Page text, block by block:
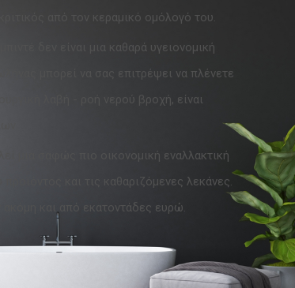
από τον κεραμικό ομόλογό του.
δεν είναι μια καθαρά υγειονομική
μπορεί να σας επιτρέψει να πλένετε
λαβή - ροή νερού βροχή, είναι
μια σαφώς πιο οικονομική εναλλακτική
και τις καθαριζόμενες λεκάνες.
ακόμη και από εκατοντάδες ευρώ.